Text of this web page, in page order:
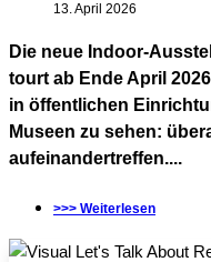
13. April 2026
Die neue Indoor-
tourt ab Ende April
in öffentlichen
Museen zu sehen:
aufeinandertreffen....
>>> Weiterlesen